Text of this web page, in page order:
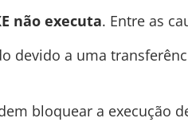
não executa. Entre as
devido a uma
bloquear a execução